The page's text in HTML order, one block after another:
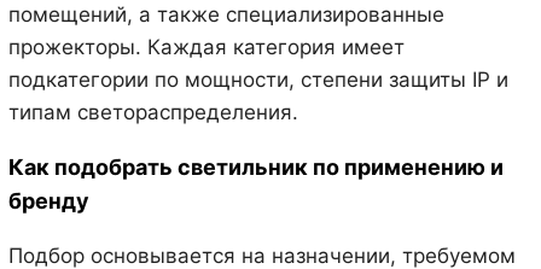
помещений, а также специализированные
прожекторы. Каждая категория имеет
подкатегории по мощности, степени защиты IP и
типам светораспределения.
Как подобрать светильник по применению и
бренду
Подбор основывается на назначении, требуемом